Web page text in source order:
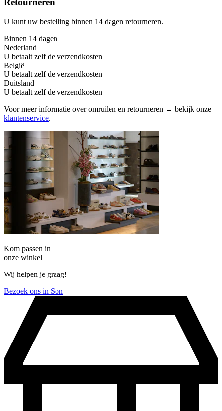
Retourneren
U kunt uw bestelling binnen 14 dagen retourneren.
Binnen 14 dagen
Nederland
U betaalt zelf de verzendkosten
België
U betaalt zelf de verzendkosten
Duitsland
U betaalt zelf de verzendkosten
Voor meer informatie over omruilen en retourneren → bekijk onze
klantenservice.
Kom passen in
onze winkel
Wij helpen je graag!
Bezoek ons in Son